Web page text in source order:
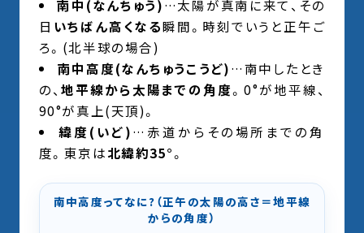
南中(なんちゅう)…太陽が真南に来て、その
日 いちばん高くなる瞬間。時刻でいうと正午ご
ろ。(北半球の場合)
南中高度(なんちゅうこうど)…南中したとき
の、 地平線から太陽までの角度。0°が地平線、
90°が真上(天頂)。
緯度(いど)…赤道からその場所までの角
度。東京は北緯約35°。
南中高度ってなに?（正午の太陽の高さ＝地平線
からの角度）